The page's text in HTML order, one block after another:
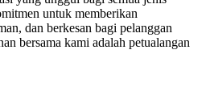
untuk memberikan
dan berkesan bagi pelanggan
bersama kami adalah petualangan